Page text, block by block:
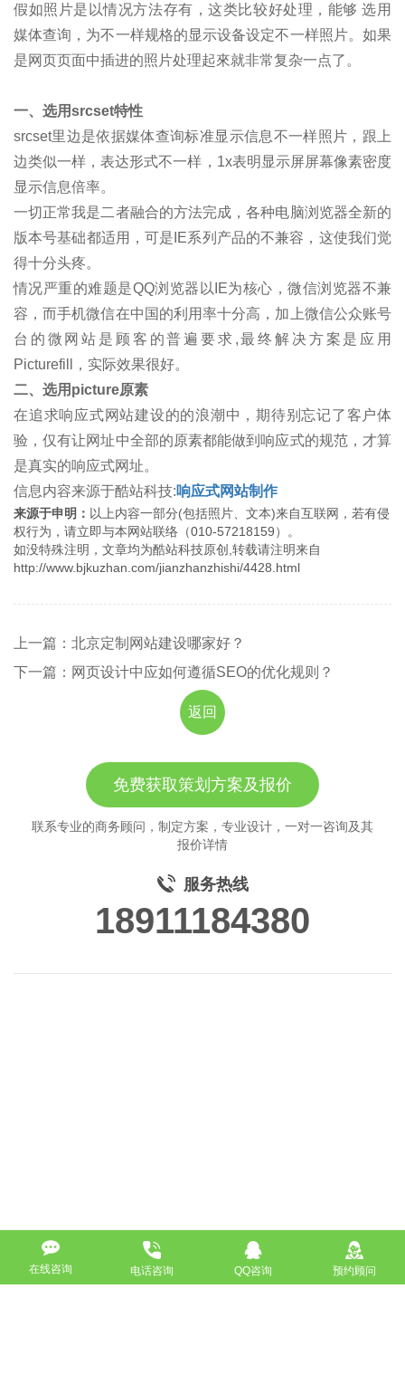
假如照片是以情况方法存有，这类比较好处理，能够 选用
媒体查询，为不一样规格的显示设备设定不一样照片。如果
是网页页面中插进的照片处理起來就非常复杂一点了。
一、选用srcset特性
srcset里边是依据媒体查询标准显示信息不一样照片，跟上
边类似一样，表达形式不一样，1x表明显示屏屏幕像素密度
显示信息倍率。
一切正常我是二者融合的方法完成，各种电脑浏览器全新的
版本号基础都适用，可是IE系列产品的不兼容，这使我们觉
得十分头疼。
情况严重的难题是QQ浏览器以IE为核心，微信浏览器不兼
容，而手机微信在中国的利用率十分高，加上微信公众账号
台的微网站是顾客的普遍要求,最终解决方案是应用
Picturefill，实际效果很好。
二、选用picture原素
在追求响应式网站建设的的浪潮中，期待别忘记了客户体
验，仅有让网址中全部的原素都能做到响应式的规范，才算
是真实的响应式网址。
信息内容来源于酷站科技:响应式网站制作
来源于申明： 以上内容一部分(包括照片、文本)来自互联网，若有侵
权行为，请立即与本网站联络（010-57218159）。
如没特殊注明，文章均为酷站科技原创,转载请注明来自
http://www.bjkuzhan.com/jianzhanzhishi/4428.html
上一篇：北京定制网站建设哪家好？
下一篇：网页设计中应如何遵循SEO的优化规则？
返回
免费获取策划方案及报价
联系专业的商务顾问，制定方案，专业设计，一对一咨询及其
报价详情
服务热线
18911184380
在线咨询 电话咨询 QQ咨询 预约顾问